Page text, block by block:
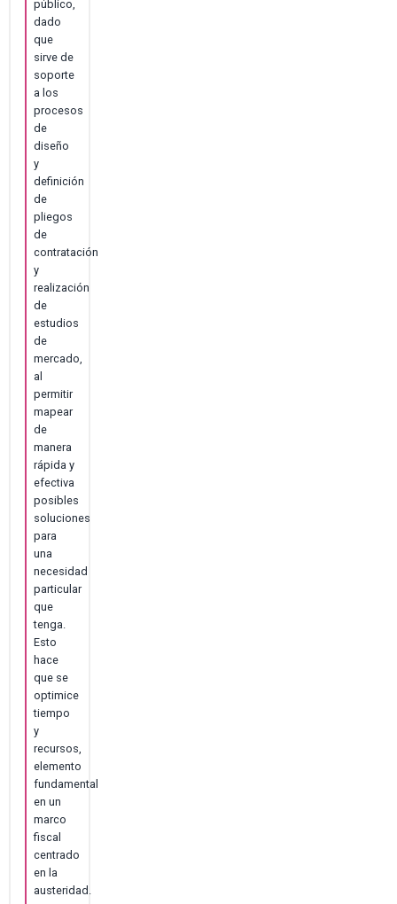
público,
dado
que
sirve de
soporte
a los
procesos
de
diseño
y
definición
de
pliegos
de
contratación
y
realización
de
estudios
de
mercado,
al
permitir
mapear
de
manera
rápida y
efectiva
posibles
soluciones
para
una
necesidad
particular
que
tenga.
Esto
hace
que se
optimice
tiempo
y
recursos,
elemento
fundamental
en un
marco
fiscal
centrado
en la
austeridad.